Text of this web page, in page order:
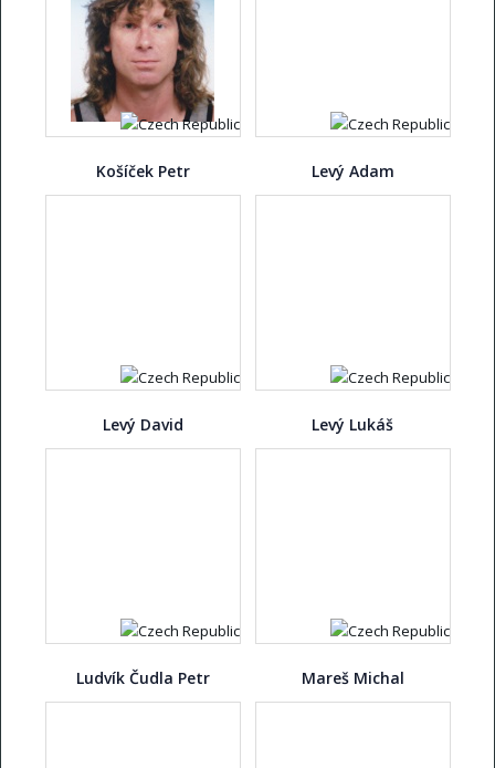
Košíček Petr Levý Adam
Levý David Levý Lukáš
Ludvík Čudla Petr Mareš Michal